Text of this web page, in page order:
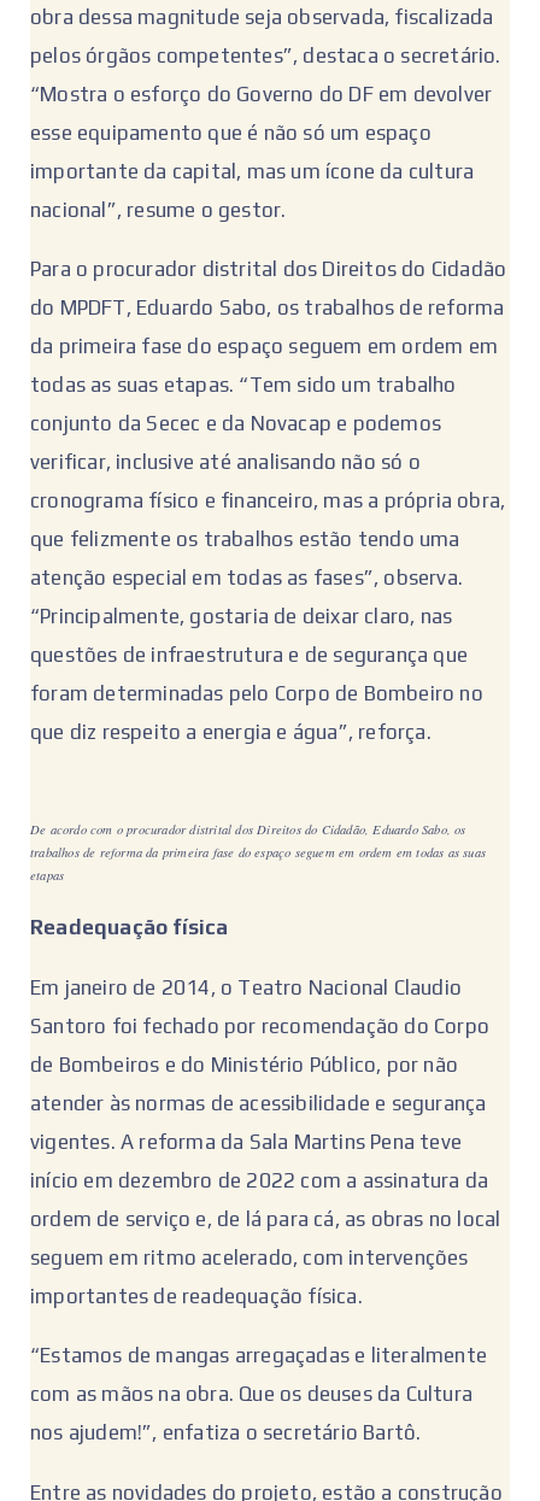
obra dessa magnitude seja observada, fiscalizada
pelos órgãos competentes”, destaca o secretário.
“Mostra o esforço do Governo do DF em devolver
esse equipamento que é não só um espaço
importante da capital, mas um ícone da cultura
nacional”, resume o gestor.
Para o procurador distrital dos Direitos do Cidadão
do MPDFT, Eduardo Sabo, os trabalhos de reforma
da primeira fase do espaço seguem em ordem em
todas as suas etapas. “Tem sido um trabalho
conjunto da Secec e da Novacap e podemos
verificar, inclusive até analisando não só o
cronograma físico e financeiro, mas a própria obra,
que felizmente os trabalhos estão tendo uma
atenção especial em todas as fases”, observa.
“Principalmente, gostaria de deixar claro, nas
questões de infraestrutura e de segurança que
foram determinadas pelo Corpo de Bombeiro no
que diz respeito a energia e água”, reforça.
De acordo com o procurador distrital dos Direitos do Cidadão, Eduardo Sabo, os
trabalhos de reforma da primeira fase do espaço seguem em ordem em todas as suas
etapas
Readequação física
Em janeiro de 2014, o Teatro Nacional Claudio
Santoro foi fechado por recomendação do Corpo
de Bombeiros e do Ministério Público, por não
atender às normas de acessibilidade e segurança
vigentes. A reforma da Sala Martins Pena teve
início em dezembro de 2022 com a assinatura da
ordem de serviço e, de lá para cá, as obras no local
seguem em ritmo acelerado, com intervenções
importantes de readequação física.
“Estamos de mangas arregaçadas e literalmente
com as mãos na obra. Que os deuses da Cultura
nos ajudem!”, enfatiza o secretário Bartô.
Entre as novidades do projeto, estão a construção